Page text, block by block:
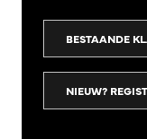
BESTAANDE
NIEUW?